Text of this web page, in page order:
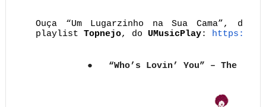
Ouça “Um Lugarzinho na Sua Cama”, de
playlist Topnejo, do UMusicPlay: https://
● “Who’s Lovin’ You” – The